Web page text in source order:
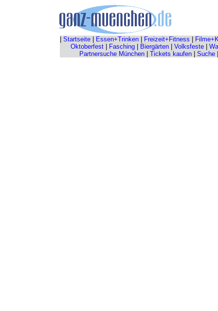
Startseite Essen+Trinken Freizeit+Fitness
Oktoberfest| Fasching| Biergärten| Volksfeste|
Partnersuche München| Tickets kaufen Suche